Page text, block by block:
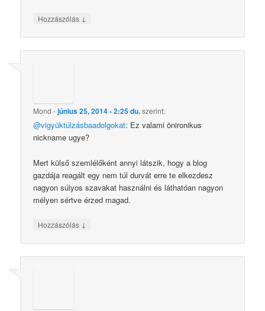
Hozzászólás ↓
Mond -június 25, 2014 - 2:25 du.szerint:
@vigyüktúlzásbaadolgokat: Ez valami önironikus
nickname ugye?
Mert külső szemlélőként annyi látszik, hogy a blog
gazdája reagált egy nem túl durvát erre te elkezdesz
nagyon súlyos szavakat használni és láthatóan nagyon
mélyen sértve érzed magad.
Hozzászólás ↓